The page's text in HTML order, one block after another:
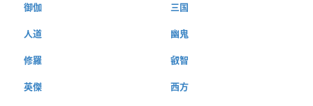
御伽 三国
人道 幽鬼
修羅 叡智
英傑 西方